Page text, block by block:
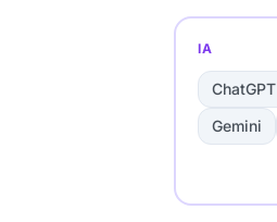
IA
ChatGPT
Gemini